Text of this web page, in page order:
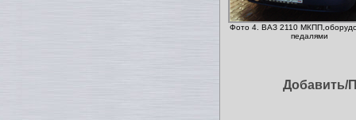
Фото 4. ВАЗ 2110
педалями
Добавить/